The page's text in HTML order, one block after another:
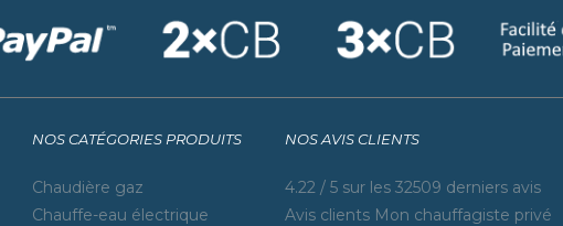
NOS CATÉGORIES PRODUITS
Chaudière gaz
Chauffe-eau électrique
NOS AVIS CLIENTS
4.22/ 5sur les 32509 derniers avis
Avis clients Mon chauffagiste privé